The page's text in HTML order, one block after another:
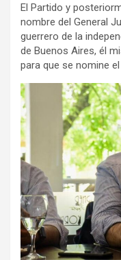
El Partido y
nombre del General
guerrero de la
de Buenos Aires, él
para que se nomine